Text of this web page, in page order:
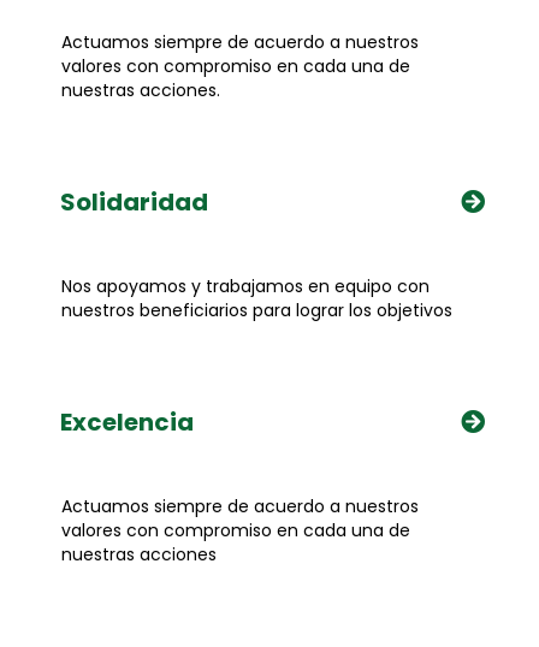
Actuamos siempre de acuerdo a nuestros
valores con compromiso en cada una de
nuestras acciones.
Solidaridad
Nos apoyamos y trabajamos en equipo con
nuestros beneficiarios para lograr los objetivos
Excelencia
Actuamos siempre de acuerdo a nuestros
valores con compromiso en cada una de
nuestras acciones